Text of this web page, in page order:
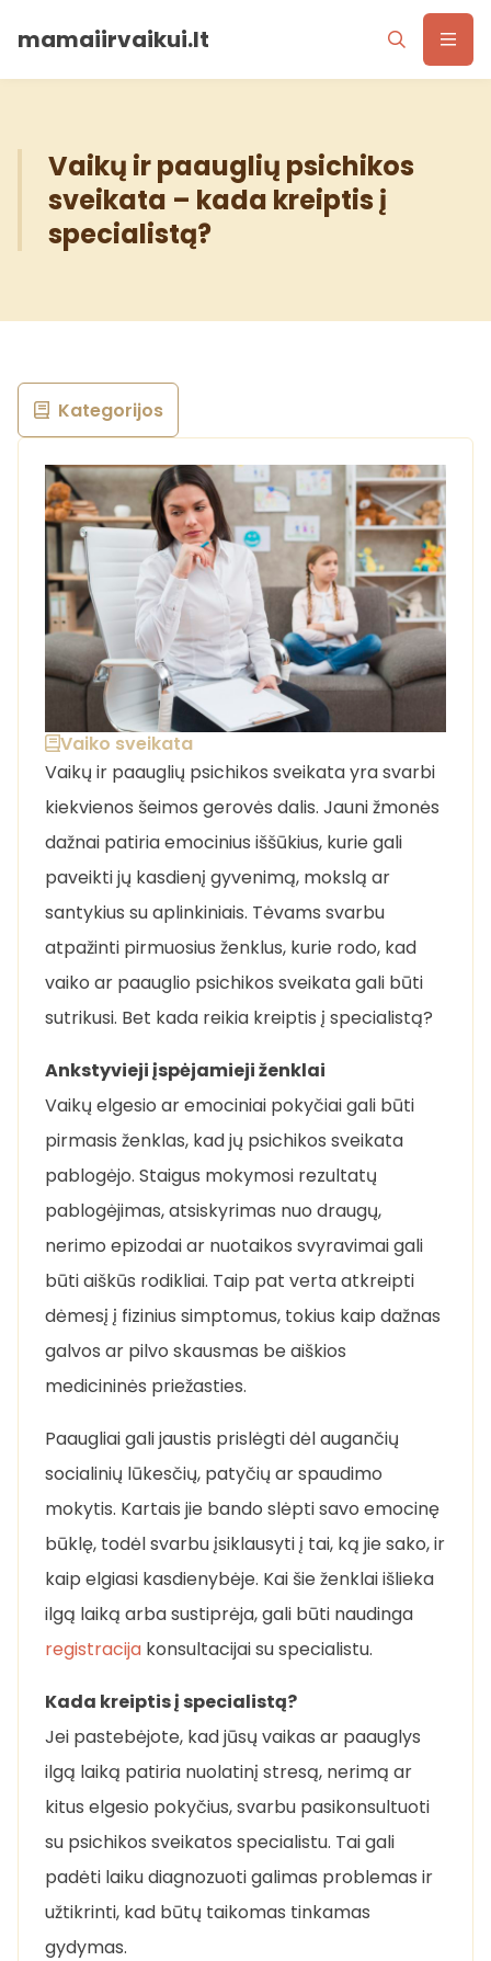
mamaiirvaikui.lt
Vaikų ir paauglių psichikos
sveikata – kada kreiptis į
specialistą?
Vaiko sveikata
Vaikų ir paauglių psichikos sveikata yra svarbi
kiekvienos šeimos gerovės dalis. Jauni žmonės
dažnai patiria emocinius iššūkius, kurie gali
paveikti jų kasdienį gyvenimą, mokslą ar
santykius su aplinkiniais. Tėvams svarbu
atpažinti pirmuosius ženklus, kurie rodo, kad
vaiko ar paauglio psichikos sveikata gali būti
sutrikusi. Bet kada reikia kreiptis į specialistą?
Ankstyvieji įspėjamieji ženklai
Vaikų elgesio ar emociniai pokyčiai gali būti
pirmasis ženklas, kad jų psichikos sveikata
pablogėjo. Staigus mokymosi rezultatų
pablogėjimas, atsiskyrimas nuo draugų,
nerimo epizodai ar nuotaikos svyravimai gali
būti aiškūs rodikliai. Taip pat verta atkreipti
dėmesį į fizinius simptomus, tokius kaip dažnas
galvos ar pilvo skausmas be aiškios
medicininės priežasties.
Paaugliai gali jaustis prislėgti dėl augančių
socialinių lūkesčių, patyčių ar spaudimo
mokytis. Kartais jie bando slėpti savo emocinę
būklę, todėl svarbu įsiklausyti į tai, ką jie sako, ir
kaip elgiasi kasdienybėje. Kai šie ženklai išlieka
ilgą laiką arba sustiprėja, gali būti naudinga
registracija konsultacijai su specialistu.
Kada kreiptis į specialistą?
Jei pastebėjote, kad jūsų vaikas ar paauglys
ilgą laiką patiria nuolatinį stresą, nerimą ar
kitus elgesio pokyčius, svarbu pasikonsultuoti
su psichikos sveikatos specialistu. Tai gali
padėti laiku diagnozuoti galimas problemas ir
užtikrinti, kad būtų taikomas tinkamas
gydymas.
Kategorijos